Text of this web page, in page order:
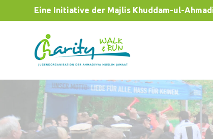
Eine Initiative der Majlis Khuddam-ul-